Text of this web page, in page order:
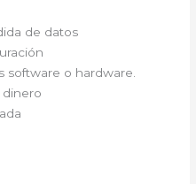
de datos
o hardware.